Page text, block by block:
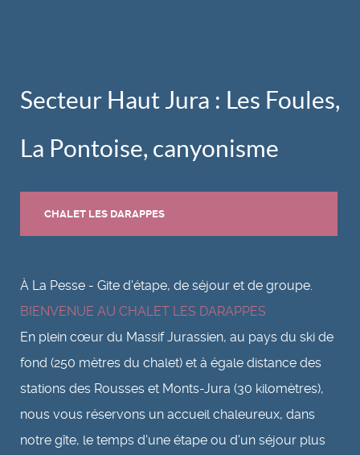
Secteur Haut Jura : Les Foules,
La Pontoise, canyonisme
CHALET LES DARAPPES
À La Pesse - Gite d'étape, de séjour et de groupe.
BIENVENUE AU CHALET LES DARAPPES
En plein cœur du Massif Jurassien, au pays du ski de
fond (250 mètres du chalet) et à égale distance des
stations des Rousses et Monts-Jura (30 kilomètres),
nous vous réservons un accueil chaleureux, dans
notre gîte, le temps d'une étape ou d'un séjour plus